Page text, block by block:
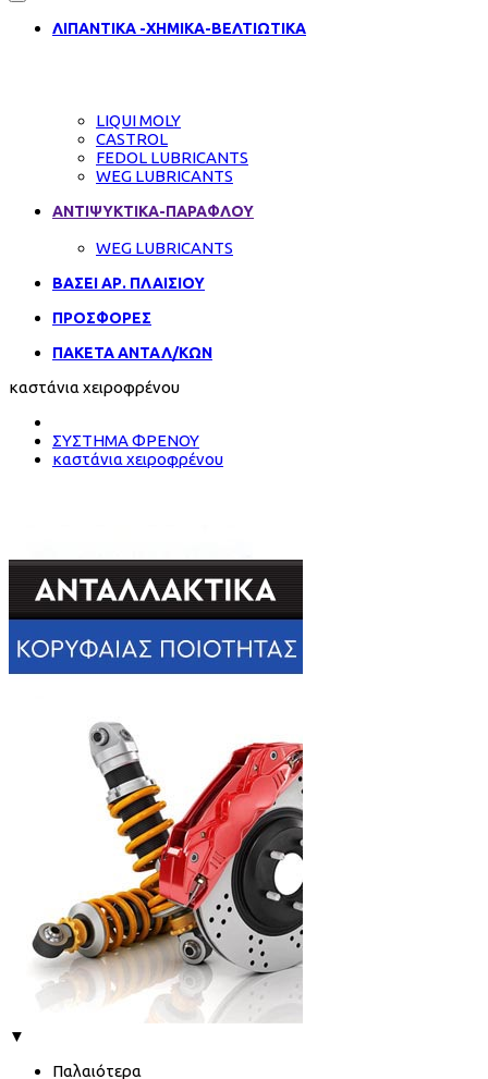
ΛΙΠΑΝΤΙΚΑ -ΧΗΜΙΚΑ-ΒΕΛΤΙΩΤΙΚΑ
LIQUI MOLY
CASTROL
FEDOL LUBRICANTS
WEG LUBRICANTS
ΑΝΤΙΨΥΚΤΙΚΑ-ΠΑΡΑΦΛΟΥ
WEG LUBRICANTS
ΒΑΣΕΙ ΑΡ. ΠΛΑΙΣΙΟΥ
ΠΡΟΣΦΟΡΕΣ
ΠΑΚΕΤΑ ΑΝΤΑΛ/ΚΩΝ
καστάνια χειροφρένου
ΣΥΣΤΗΜΑ ΦΡΕΝΟΥ
καστάνια χειροφρένου
▼
Παλαιότερα